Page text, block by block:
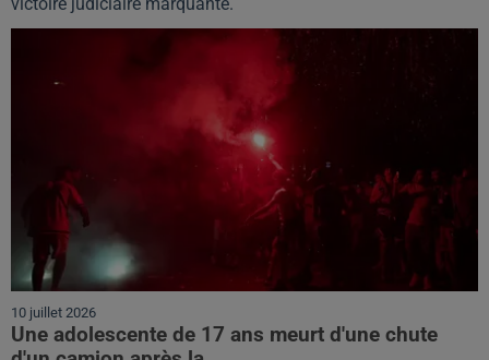
10 juillet 2026
Une adolescente de 17 ans meurt d'une chute